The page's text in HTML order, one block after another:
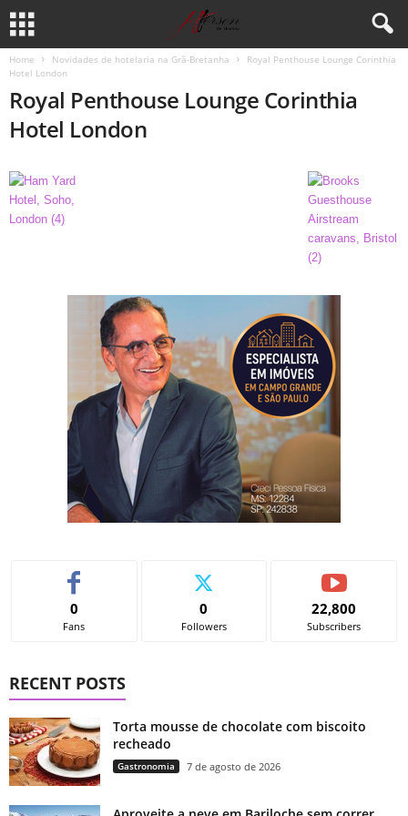
Home Novidades de hotelaria na Grã-Bretanha
Royal Penthouse Lounge Corinthia
Hotel London
Royal Penthouse Lounge Corinthia
Hotel London
0
Fans
0
Followers
22,800
Subscribers
RECENT POSTS
Torta mousse de chocolate com biscoito
recheado
Gastronomia 7 de agosto de 2026